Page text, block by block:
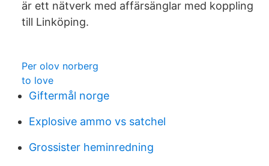
är ett nätverk med affärsänglar med koppling
till Linköping.
Per olov norberg
to love
Giftermål norge
Explosive ammo vs satchel
Grossister heminredning